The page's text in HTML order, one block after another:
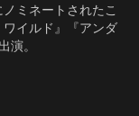
ミネートされたこ
イルド』『アンダ
演。